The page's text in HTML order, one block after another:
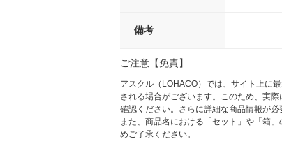
備考
ご注意【免責】
アスクル（LOHACO）では、サイト上に
される場合がございます。このため、実
確認ください。さらに詳細な商品情報が
また、商品名における「セット」や「箱
めご了承ください。